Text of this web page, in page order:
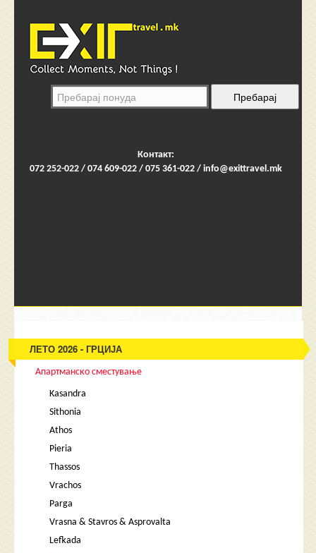
Контакт:
072 252-022 / 074 609-022 / 075 361-022 / info@exittravel.mk
ЛЕТО 2026 - ГРЦИЈА
Апартманско сместување
Kasandra
Sithonia
Athos
Pieria
Thassos
Vrachos
Parga
Vrasna & Stavros & Asprovalta
Lefkada